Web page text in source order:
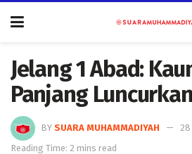
Jelang 1 Abad:
Panjang
BY SUARA MUHAMMADIYAH
28
Reading Time: 2 mins read